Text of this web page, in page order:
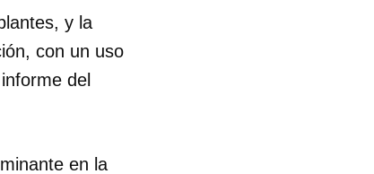
y la
con un uso
del
en la